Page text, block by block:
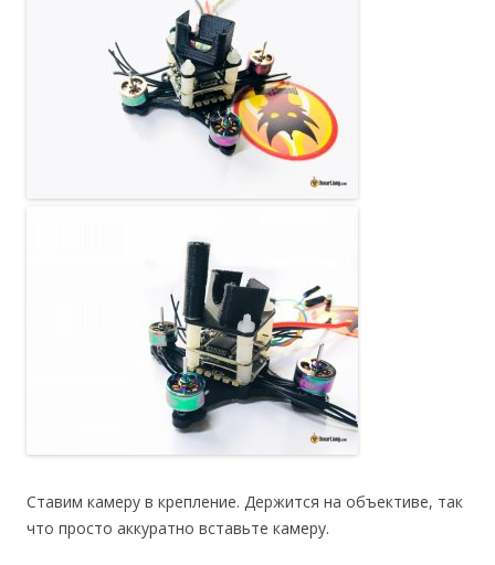
Ставим камеру в крепление. Держится на объективе, так
что просто аккуратно вставьте камеру.